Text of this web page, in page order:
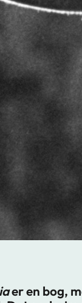
er en bog,